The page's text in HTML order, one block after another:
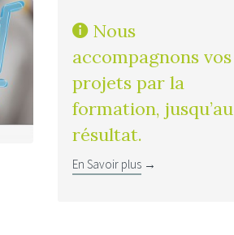
Nous
accompagnons vos
projets par la
formation, jusqu’au
résultat.
En Savoir plus →